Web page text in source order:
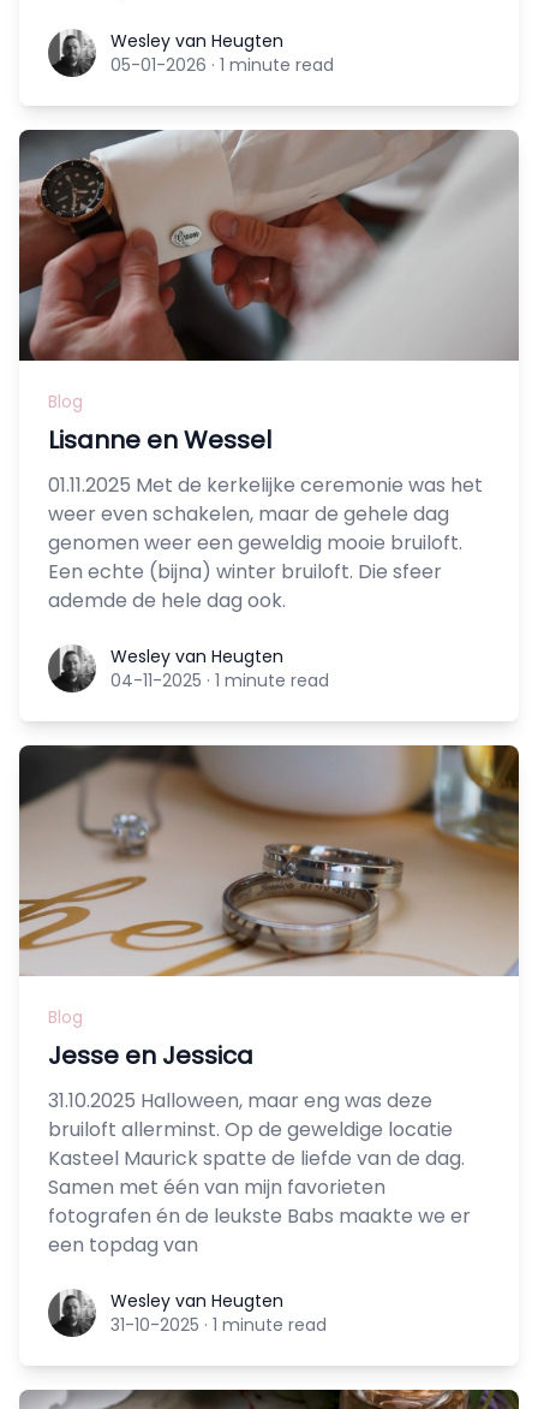
Wesley van Heugten
Wesley van Heugten
05-01-2026 · 1 minute read
Blog
Lisanne en Wessel
01.11.2025 Met de kerkelijke ceremonie was het
weer even schakelen, maar de gehele dag
genomen weer een geweldig mooie bruiloft.
Een echte (bijna) winter bruiloft. Die sfeer
ademde de hele dag ook.
Wesley van Heugten
Wesley van Heugten
04-11-2025 · 1 minute read
Blog
Jesse en Jessica
31.10.2025 Halloween, maar eng was deze
bruiloft allerminst. Op de geweldige locatie
Kasteel Maurick spatte de liefde van de dag.
Samen met één van mijn favorieten
fotografen én de leukste Babs maakte we er
een topdag van
Wesley van Heugten
Wesley van Heugten
31-10-2025 · 1 minute read